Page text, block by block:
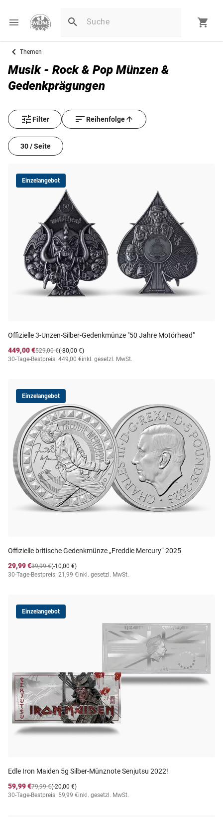
Themen
Musik - Rock & Pop Münzen &
Gedenkprägungen
Filter Reihenfolge
30 / Seite
Einzelangebot
Offizielle 3-Unzen-Silber-Gedenkmünze "50 Jahre Motörhead"
449,00 €
(-80,00 €)
529,00 €
30-Tage-Bestpreis: 449,00 €inkl. gesetzl. MwSt.
Einzelangebot
Offizielle britische Gedenkmünze „Freddie Mercury“ 2025
29,99 €
(-10,00 €)
39,99 €
30-Tage-Bestpreis: 21,99 €inkl. gesetzl. MwSt.
Einzelangebot
Edle Iron Maiden 5g Silber-Münznote Senjutsu 2022!
59,99 €
(-20,00 €)
79,99 €
30-Tage-Bestpreis: 59,99 €inkl. gesetzl. MwSt.